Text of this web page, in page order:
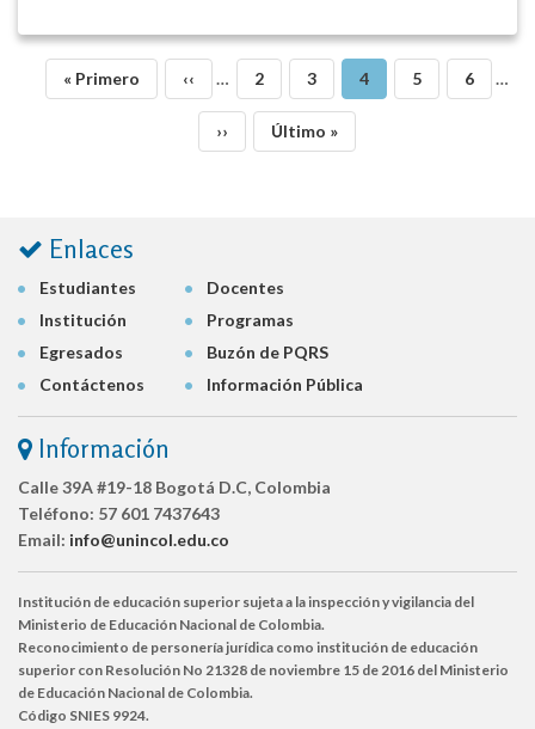
Paginación
Primera
página
« Primero
Página
anterior
‹‹ … Página
2 Página
3
Página
actual
4 Página
5 Página
6 …
Siguiente
página
››
Última
página
Último »
Enlaces
Estudiantes
Docentes
Institución
Programas
Egresados
Buzón de PQRS
Contáctenos
Información Pública
Información
Calle 39A #19-18 Bogotá D.C, Colombia
Teléfono: 57 601 7437643
Email: info@unincol.edu.co
Institución de educación superior sujeta a la inspección y vigilancia del
Ministerio de Educación Nacional de Colombia.
Reconocimiento de personería jurídica como institución de educación
superior con Resolución No 21328 de noviembre 15 de 2016 del Ministerio
de Educación Nacional de Colombia.
Código SNIES 9924.